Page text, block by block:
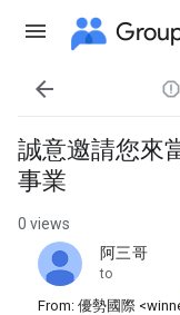

誠意邀請您來
事業
0 views
阿三哥
unread,
to
From: 優勢國際